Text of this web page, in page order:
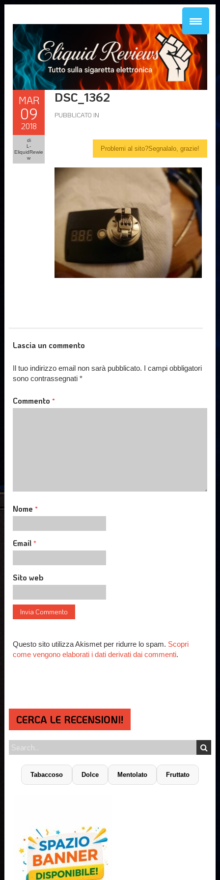
MAR
09
2018
di
L-
EliquidRewie
w
DSC_1362
PUBBLICATO IN
Problemi al sito?Segnalalo, grazie!
Lascia un commento
Il tuo indirizzo email non sarà pubblicato. I campi obbligatori
sono contrassegnati*
Commento*
Nome*
Email*
Sito web
Questo sito utilizza Akismet per ridurre lo spam. Scopri
come vengono elaborati i dati derivati dai commenti.
CERCA LE RECENSIONI!
Tabaccoso Dolce Mentolato Fruttato